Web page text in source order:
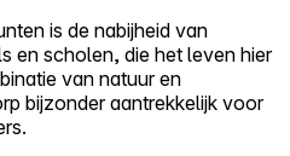
is de nabijheid van
en scholen, die het leven hier
van natuur en
bijzonder aantrekkelijk voor